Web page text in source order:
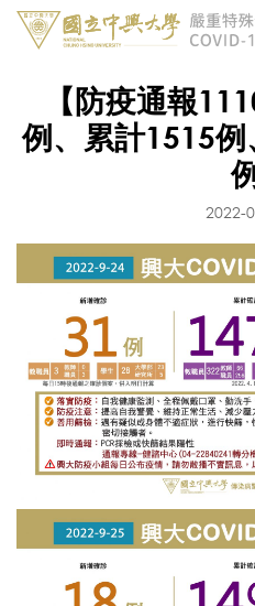
【防疫通報
例、累計1515
2022-